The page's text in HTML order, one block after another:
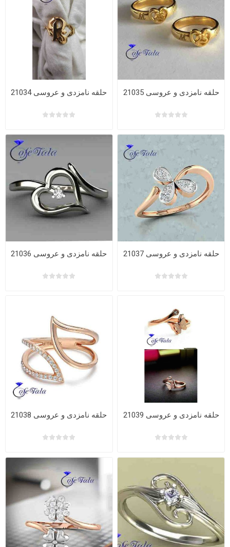
حلقه نامزدی و عروسی 21034 حلقه نامزدی و عروسی 21035
حلقه نامزدی و عروسی 21036 حلقه نامزدی و عروسی 21037
حلقه نامزدی و عروسی 21038 حلقه نامزدی و عروسی 21039